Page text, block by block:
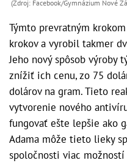
(Zdroj: Facebook/Gymnázium Nové
Týmto prevratným
krokov a vyrobil takmer
Jeho nový spôsob výroby
znížiť ich cenu, zo 75
dolárov na gram. Tieto
vytvorenie nového
fungovať ešte lepšie ako
Adama môže tieto lieky
spoločnosti viac